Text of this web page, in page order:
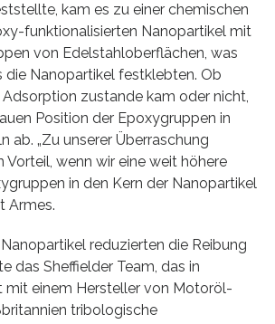
kam es zu einer chemischen
funktionalisierten Nanopartikel mit
von Edelstahloberflächen, was
die Nanopartikel festklebten. Ob
zustande kam oder nicht,
Position der Epoxygruppen in
ab. „Zu unserer Überraschung
Vorteil, wenn wir eine weit höhere
in den Kern der Nanopartikel
Armes.
reduzierten die Reibung
das Sheffielder Team, das in
mit einem Hersteller von Motoröl-
tribologische